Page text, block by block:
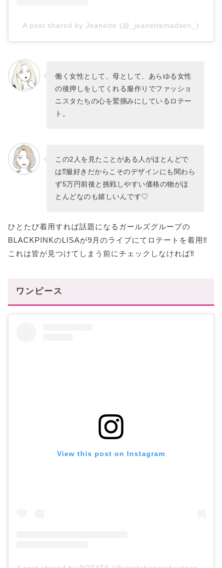
A post shared by Jeanette (@_jeanettemadsen_)
働く女性として、母として、あらゆる女性
の後押しをしてくれる服作りでファッショ
ニスタたちの心を鷲掴みにしているロテー
ト。
この2人を見たことがある人がほとんどで
は⁉服好きだからこそのデザインにも関わら
ず5万円前後と挑戦しやすい価格の物がほ
とんどなのも嬉しいんです♡
ひとたび着用すれば話題になるガールズグループの
BLACKPINKのLISAが9月のライブにてロテートを着用‼
これは皆が見つけてしまう前にチェックしなければ‼
ワンピース
View this post on Instagram